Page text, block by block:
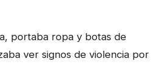
portaba ropa y botas de
ver signos de violencia por